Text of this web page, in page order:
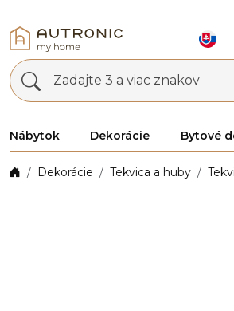
Zadajte 3 a viac znakov
Nábytok Dekorácie Bytové
Dekorácie Tekvica a huby